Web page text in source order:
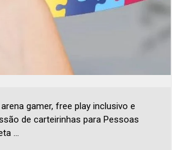
gamer, free play inclusivo e
de carteirinhas para Pessoas
...